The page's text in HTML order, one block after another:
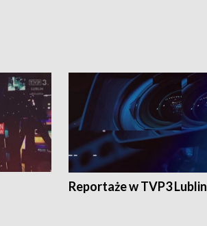
Reportaże w TVP3 Lublin